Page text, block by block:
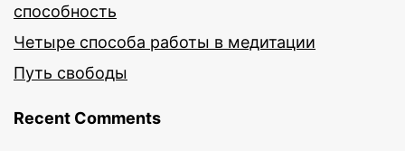
способность
Четыре способа работы в медитации
Путь свободы
Recent Comments